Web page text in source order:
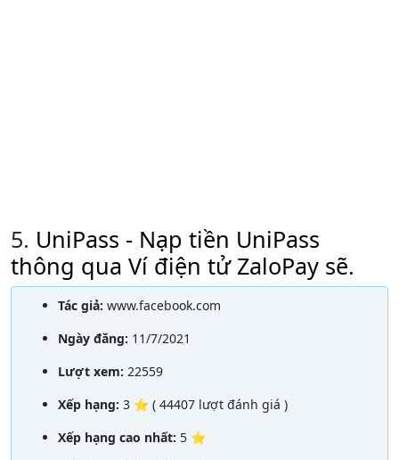
5. UniPass - Nạp tiền UniPass
thông qua Ví điện tử ZaloPay sẽ.
Tác giả: www.facebook.com
Ngày đăng: 11/7/2021
Lượt xem: 22559
Xếp hạng: 3 ⭐ ( 44407 lượt đánh giá )
Xếp hạng cao nhất: 5 ⭐